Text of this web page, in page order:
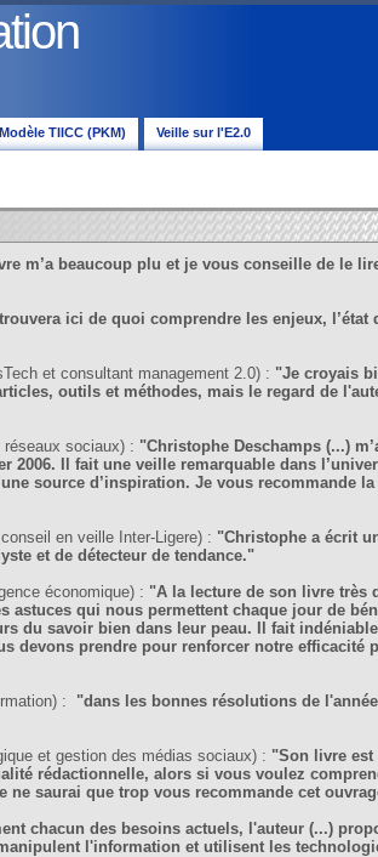
Modèle TIICC (PKM) Veille sur l'E2.0
m’a beaucoup plu et je vous conseille de le
ici de quoi comprendre les enjeux, l’état
et consultant management 2.0) : "Je croyais
outils et méthodes, mais le regard de
sociaux) : "Christophe Deschamps (...)
2006. Il fait une veille remarquable dans
source d’inspiration. Je vous recommande la
en veille Inter-Ligere) : "Christophe a écrit
et de détecteur de tendance."
économique) : "A la lecture de son livre très
astuces qui nous permettent chaque jour de
du savoir bien dans leur peau. Il fait
devons prendre pour renforcer notre efficacité
: "dans les bonnes résolutions de
et gestion des médias sociaux) : "Son livre est
rédactionnelle, alors si vous voulez
ne saurai que trop vous recommande cet
chacun des besoins actuels, l'auteur (...)
l'information et utilisent les